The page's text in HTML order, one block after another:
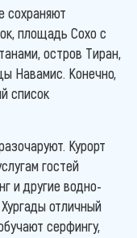
сохраняют
площадь Сохо с
остров Тиран,
Навамис. Конечно,
список
Курорт
гостей
и другие водно-
отличный
серфингу,